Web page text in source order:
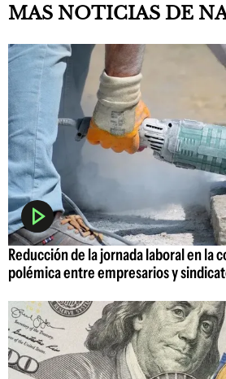
MAS NOTICIAS DE
Reducción de la jornada laboral en la
polémica entre empresarios y